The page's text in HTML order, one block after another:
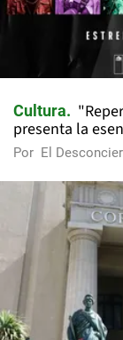
Cultura
presenta la
Por El